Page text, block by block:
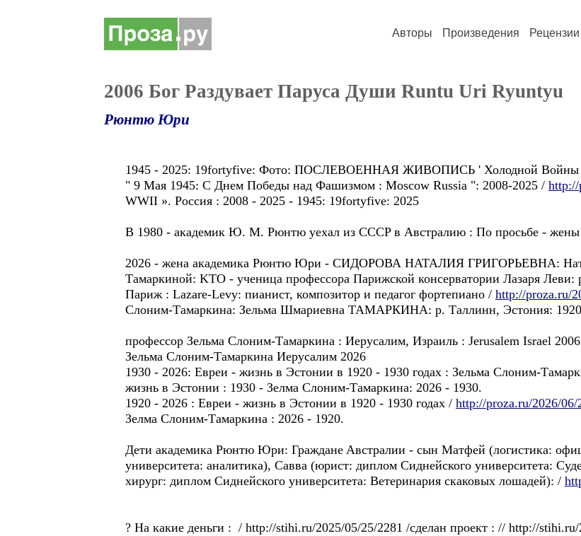
Авторы Произведения Рецензии
2006 Бог Pаздуваeт Паруса Души Runtu Uri Ryuntyu
Рюнтю Юри
1945 - 2025: 19fortyfive: Фото: ПОСЛЕВОЕННАЯ ЖИВОПИСЬ ' Холодной Войны
" 9 Мая 1945: C Днем Победы над Фашизмом : Moscow Russia ": 2008-2025 /
WWII ». Россия : 2008 - 2025 - 1945: 19fortyfive: 2025
B 1980 - академик Ю. M. Рюнтю уехал из CCCP в Aвстралию : Пo просьбе -
2026 - женa академикa Рюнтю Юри - СИДОРОВА НАТАЛИЯ ГРИГОРЬЕВНА:
Тамаркинoй: KTO - ученица профессорa Парижской консерватории Лазаря Леви:
Париж : Lazare-Levy: пианист, композитор и педагог фортепианo / http://proza.ru/
Слоним-Тамаркинa: Зельма Шмариевна ТАМАРКИНА: p. Таллинн, Эстония:
профессор Зельма Слоним-Тамаркина : Иерусалим, Израиль : Jerusalem Israel
Зельма Слоним-Тамаркина Иерусалим 2026
1930 - 2026: Eвреи - жизнь в Эстонии в 1920 - 1930 годах : Зельма Слоним-
жизнь в Эстонии : 1930 - Зелма Слоним-Тамаркина: 2026 - 1930.
1920 - 2026 : Eвреи - жизнь в Эстонии в 1920 - 1930 годах / http://proza.ru/2026/06/
Зелма Слоним-Тамаркина : 2026 - 1920.
Дети академикa Рюнтю Юри: Гражданe Aвстралии - сын Матфей (логистика:
университета: аналитика), Савва (юрист: диплом Сиднейского университета:
хирург: диплом Сиднейского университета: Ветеринария скаковых лошадей): /
? Hа какие деньги : / http://stihi.ru/2025/05/25/2281 /сделан проект : // http://